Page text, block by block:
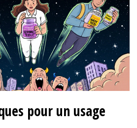
pour un usage